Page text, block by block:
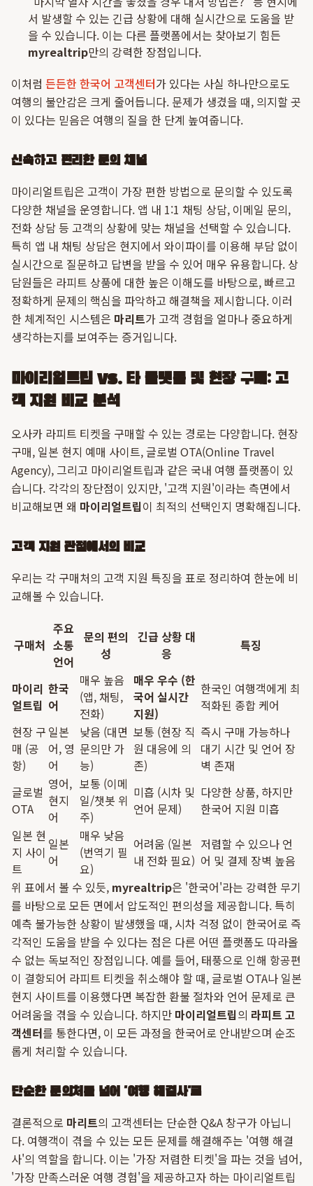
서 발생할 수 있는 긴급 상황에 대해 실시간으로 도움을 받
을 수 있습니다. 이는 다른 플랫폼에서는 찾아보기 힘든
myrealtrip만의 강력한 장점입니다.
이처럼 든든한 한국어 고객센터가 있다는 사실 하나만으로도
여행의 불안감은 크게 줄어듭니다. 문제가 생겼을 때, 의지할 곳
이 있다는 믿음은 여행의 질을 한 단계 높여줍니다.
신속하고 편리한 문의 채널
마이리얼트립은 고객이 가장 편한 방법으로 문의할 수 있도록
다양한 채널을 운영합니다. 앱 내 1:1 채팅 상담, 이메일 문의,
전화 상담 등 고객의 상황에 맞는 채널을 선택할 수 있습니다.
특히 앱 내 채팅 상담은 현지에서 와이파이를 이용해 부담 없이
실시간으로 질문하고 답변을 받을 수 있어 매우 유용합니다. 상
담원들은 라피트 상품에 대한 높은 이해도를 바탕으로, 빠르고
정확하게 문제의 핵심을 파악하고 해결책을 제시합니다. 이러
한 체계적인 시스템은 마리트가 고객 경험을 얼마나 중요하게
생각하는지를 보여주는 증거입니다.
마이리얼트립 vs. 타 플랫폼 및 현장 구매: 고
객 지원 비교 분석
오사카 라피트 티켓을 구매할 수 있는 경로는 다양합니다. 현장
구매, 일본 현지 예매 사이트, 글로벌 OTA(Online Travel
Agency), 그리고 마이리얼트립과 같은 국내 여행 플랫폼이 있
습니다. 각각의 장단점이 있지만, '고객 지원'이라는 측면에서
비교해보면 왜 마이리얼트립이 최적의 선택인지 명확해집니다.
고객 지원 관점에서의 비교
우리는 각 구매처의 고객 지원 특징을 표로 정리하여 한눈에 비
교해볼 수 있습니다.
구매처
주요
소통
언어
문의 편의
성
긴급 상황 대
응
특징
마이리
얼트립
한국
어
매우 높음
(앱, 채팅,
전화)
매우 우수 (한
국어 실시간
지원)
한국인 여행객에게 최
적화된 종합 케어
현장 구
매 (공
항)
일본
어, 영
어
낮음 (대면
문의만 가
능)
보통 (현장 직
원 대응에 의
존)
즉시 구매 가능하나
대기 시간 및 언어 장
벽 존재
글로벌
OTA
영어,
현지
어
보통 (이메
일/챗봇 위
주)
미흡 (시차 및
언어 문제)
다양한 상품, 하지만
한국어 지원 미흡
일본 현
지 사이
트
일본
어
매우 낮음
(번역기 필
요)
어려움 (일본
내 전화 필요)
저렴할 수 있으나 언
어 및 결제 장벽 높음
위 표에서 볼 수 있듯, myrealtrip은 '한국어'라는 강력한 무기
를 바탕으로 모든 면에서 압도적인 편의성을 제공합니다. 특히
예측 불가능한 상황이 발생했을 때, 시차 걱정 없이 한국어로 즉
각적인 도움을 받을 수 있다는 점은 다른 어떤 플랫폼도 따라올
수 없는 독보적인 장점입니다. 예를 들어, 태풍으로 인해 항공편
이 결항되어 라피트 티켓을 취소해야 할 때, 글로벌 OTA나 일본
현지 사이트를 이용했다면 복잡한 환불 절차와 언어 문제로 큰
어려움을 겪을 수 있습니다. 하지만 마이리얼트립의 라피트 고
객센터를 통한다면, 이 모든 과정을 한국어로 안내받으며 순조
롭게 처리할 수 있습니다.
단순한 문의처를 넘어 '여행 해결사'로
결론적으로 마리트의 고객센터는 단순한 Q&A 창구가 아닙니
다. 여행객이 겪을 수 있는 모든 문제를 해결해주는 '여행 해결
사'의 역할을 합니다. 이는 '가장 저렴한 티켓'을 파는 것을 넘어,
'가장 만족스러운 여행 경험'을 제공하고자 하는 마이리얼트립